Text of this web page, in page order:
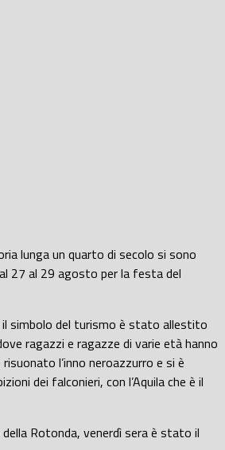
lunga un quarto di secolo si sono
27 al 29 agosto per la festa del
simbolo del turismo è stato allestito
ragazzi e ragazze di varie età hanno
l’inno neroazzurro e si è
dei falconieri, con l’Aquila che è il
Rotonda, venerdì sera è stato il